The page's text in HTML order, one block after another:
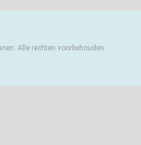
Alle rechten voorbehouden.